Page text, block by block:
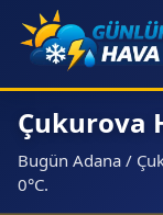
Çukurova
Bugün Adana /
0°C.